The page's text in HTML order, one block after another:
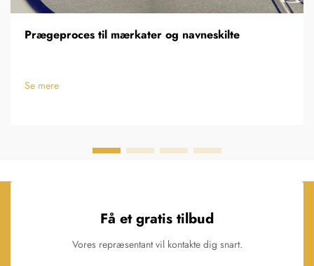
Prægeproces til mærkater og navneskilte
Se mere
Få et gratis tilbud
Vores repræsentant vil kontakte dig snart.